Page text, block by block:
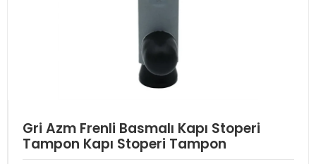
Gri Azm Frenli Basmalı Kapı Stoperi
Tampon Kapı Stoperi Tampon